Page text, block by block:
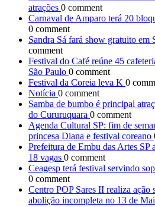
atrações 0 comment
Carnaval de Amparo terá 20
0 comment
Sandra Sá fará show gratuito em
comment
Festival do Café reúne 45
São Paulo 0 comment
Festival da Coreia leva K 0
Notícia 0 comment
Samba de bumbo é principal
do Cururuquara 0 comment
Agenda Cultural SP: fim de
princesa Diana e festival coreano
Prefeitura de Embu das Artes SP
18 vagas 0 comment
Ceagesp terá festival servindo
0 comment
Centro POP Sares II realiza ação
abolição incompleta no 13 de